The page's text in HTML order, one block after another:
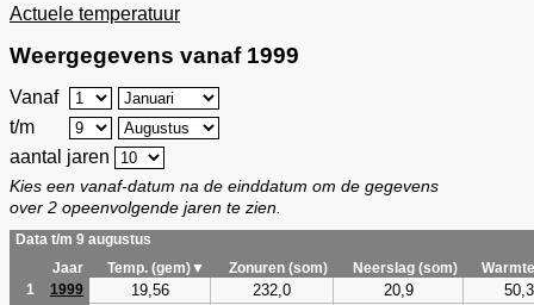
Actuele temperatuur
Weergegevens vanaf 1999
Vanaf
t/m
aantal jaren
Kies een vanaf-datum na de einddatum om de gegevens
over 2 opeenvolgende jaren te zien.
Data t/m 9 augustus
Jaar
Temp. (gem)▼ Zonuren (som) Neerslag (som)
1
1999 19,56 232,0 20,9 50,3